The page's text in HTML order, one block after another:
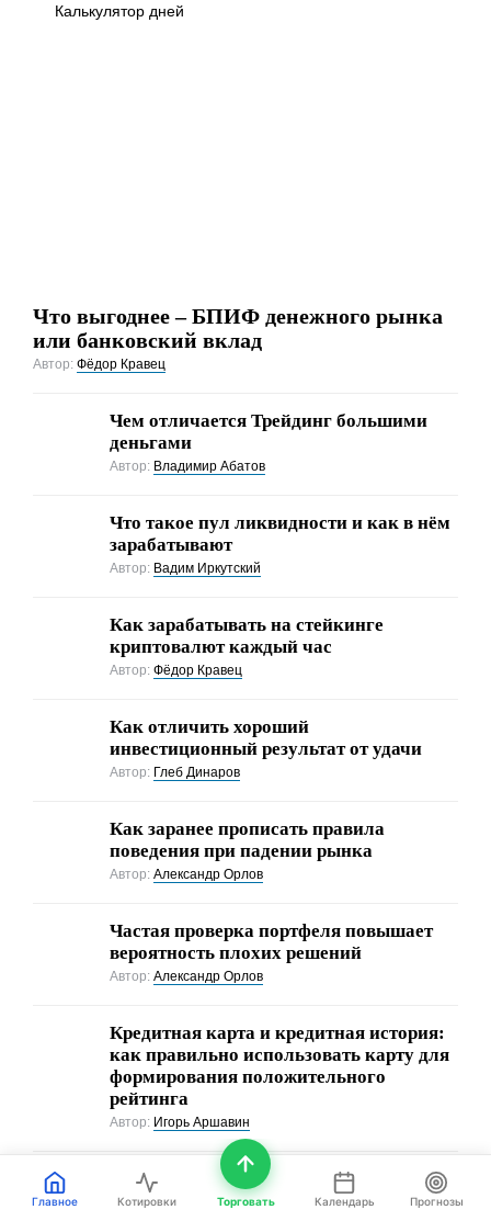
Калькулятор дней
Что выгоднее – БПИФ денежного рынка
или банковский вклад
Автор:Фёдор Кравец
Чем отличается Трейдинг большими
деньгами
Автор: Владимир Абатов
Что такое пул ликвидности и как в нём
зарабатывают
Автор: Вадим Иркутский
Как зарабатывать на стейкинге
криптовалют каждый час
Автор:Фёдор Кравец
Как отличить хороший
инвестиционный результат от удачи
Автор: Глеб Динаров
Как заранее прописать правила
поведения при падении рынка
Автор:Александр Орлов
Частая проверка портфеля повышает
вероятность плохих решений
Автор:Александр Орлов
Кредитная карта и кредитная история:
как правильно использовать карту для
формирования положительного
рейтинга
Автор: Игорь Аршавин
ПОКАЗАТЕЛИ РЫНКА
Главное Котировки Торговать Календарь Прогнозы